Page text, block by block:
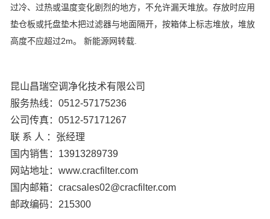
过冷、过热或温度变化剧烈的地方，不允许漏天堆放。存放时应用
垫仓板或托盘垫木把过滤器与地面隔开，按箱体上标志堆放，堆放
高度不应超过2m。 新能源网转载.
昆山昌瑞空调净化技术有限公司
服务热线：0512-57175236
公司传真：0512-57171267
联 系 人 ：张经理
国内销售：13913289739
网站地址：www.cracfilter.com
国内邮箱：cracsales02@cracfilter.com
邮政编码：215300